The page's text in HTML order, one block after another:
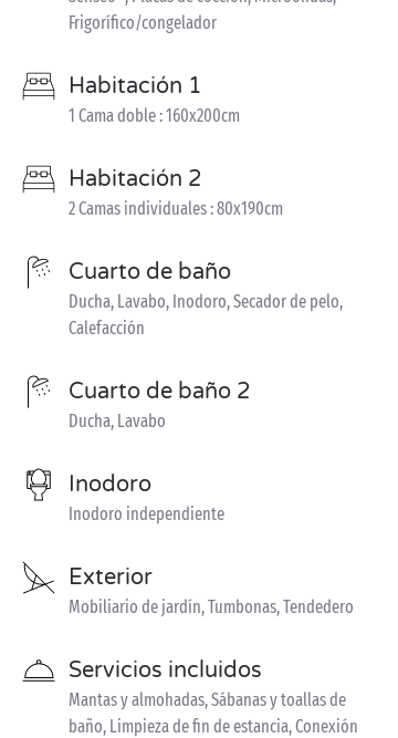
Frigorífico/congelador
Habitación 1
1 Cama doble : 160x200cm
Habitación 2
2 Camas individuales : 80x190cm
Cuarto de baño
Ducha, Lavabo, Inodoro, Secador de pelo,
Calefacción
Cuarto de baño 2
Ducha, Lavabo
Inodoro
Inodoro independiente
Exterior
Mobiliario de jardín, Tumbonas, Tendedero
Servicios incluidos
Mantas y almohadas, Sábanas y toallas de
baño, Limpieza de fin de estancia, Conexión